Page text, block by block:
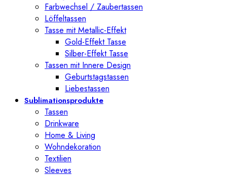
Farbwechsel / Zaubertassen
Löffeltassen
Tasse mit Metallic-Effekt
Gold-Effekt Tasse
Silber-Effekt Tasse
Tassen mit Innere Design
Geburtstagstassen
Liebestassen
Sublimationsprodukte
Tassen
Drinkware
Home & Living
Wohndekoration
Textilien
Sleeves